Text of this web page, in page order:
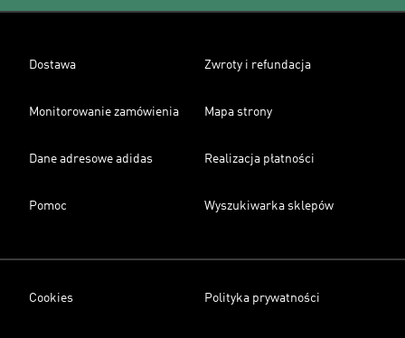
Dostawa Zwroty i refundacja
Monitorowanie zamówienia Mapa strony
Dane adresowe adidas Realizacja płatności
Pomoc Wyszukiwarka sklepów
Cookies Polityka prywatności